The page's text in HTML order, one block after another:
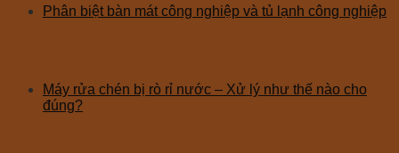
Phân biệt bàn mát công nghiệp và tủ lạnh công nghiệp
Máy rửa chén bị rò rỉ nước – Xử lý như thế nào cho
đúng?